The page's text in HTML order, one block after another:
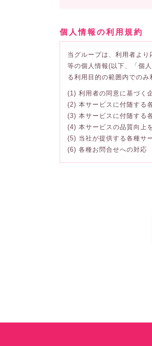
個人情報の利用規約
当グループは、利用者よ
等の個人情報(以下、「個
る利用目的の範囲内でのみ
(1) 利用者の同意に基づく
(2) 本サービスに付随する
(3) 本サービスに付随する
(4) 本サービスの品質向上
(5) 当社が提供する各種サ
(6) 各種お問合せへの対応